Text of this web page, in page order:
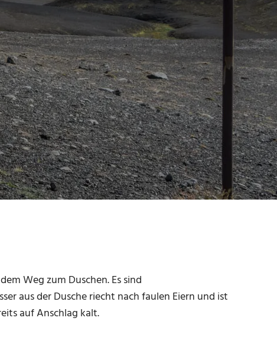
Weg zum Duschen. Es sind
aus der Dusche riecht nach faulen Eiern und ist
auf Anschlag kalt.